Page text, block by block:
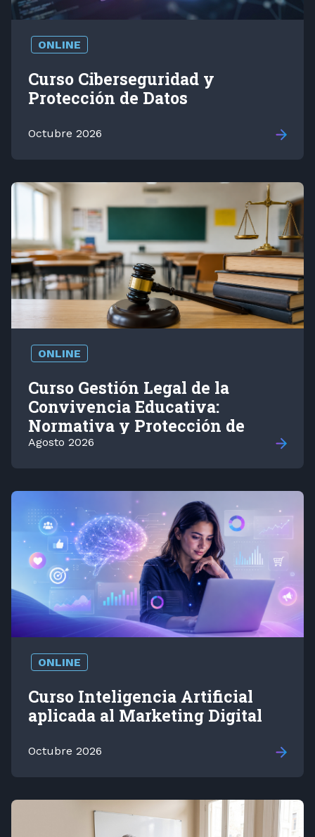
ONLINE
Curso Ciberseguridad y
Protección de Datos
Octubre 2026
ONLINE
Curso Gestión Legal de la
Convivencia Educativa:
Normativa y Protección de
Derechos
Agosto 2026
ONLINE
Curso Inteligencia Artificial
aplicada al Marketing Digital
Octubre 2026